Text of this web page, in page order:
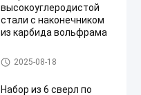
высокоуглеродистой
стали с наконечником
из карбида вольфрама
Кирпичный Drill Bit
2025-08-18
Набор из 6 сверл по